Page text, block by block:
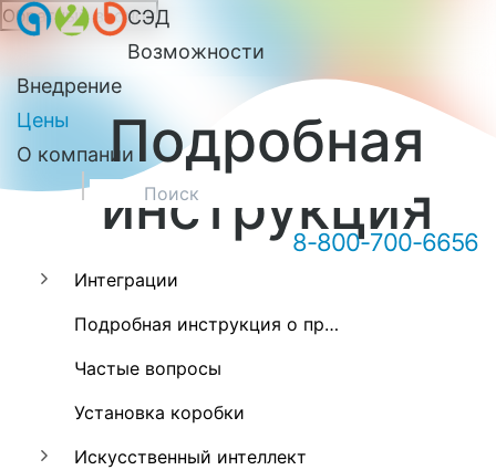
Обратный звонок
Онлайн-консультация А2Б
чем-то помочь?
СЭД
Возможности
Внедрение
Цены
О компании
8-800-700-6656
Подробная
инструкция
Интеграции
Подробная инструкция о программе А2Б
Частые вопросы
Установка коробки
Искусственный интеллект